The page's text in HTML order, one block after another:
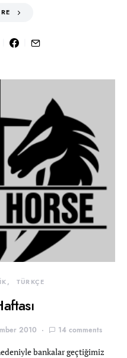
TÜRKÇE
2010 14 comments
bankalar geçtiğimiz